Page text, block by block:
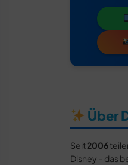
Über
Seit 2006
Disney – das